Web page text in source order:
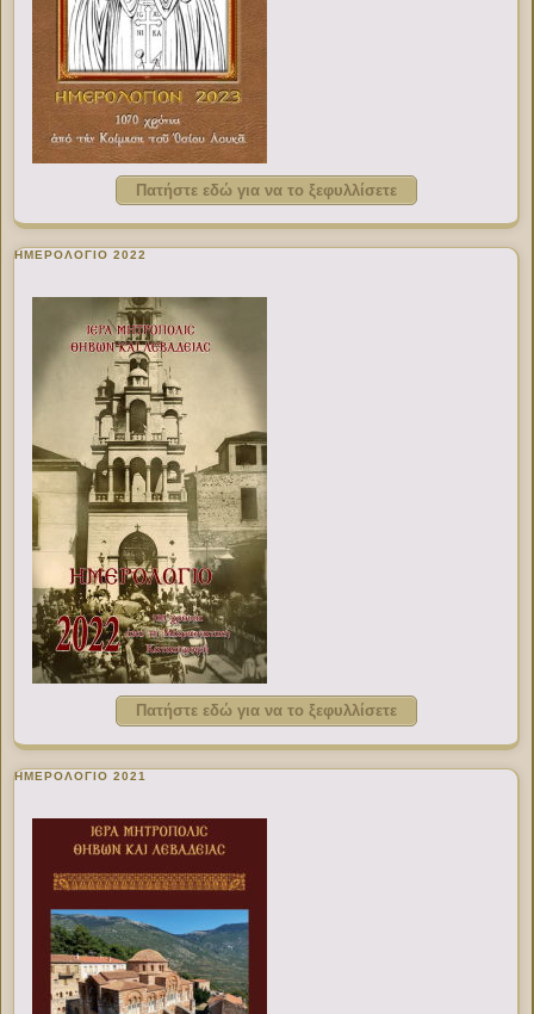
Πατήστε εδώ για να το ξεφυλλίσετε
ΗΜΕΡΟΛΟΓΙΟ 2022
Πατήστε εδώ για να το ξεφυλλίσετε
ΗΜΕΡΟΛΟΓΙΟ 2021